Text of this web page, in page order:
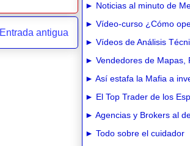
Entrada antigua
► Noticias al minuto de
► Vídeo-curso ¿Cómo
► Vídeos de Análisis
► Vendedores de Mapas,
► Así estafa la Mafia a
► El Top Trader de los
► Agencias y Brokers al
► Todo sobre el cuidador